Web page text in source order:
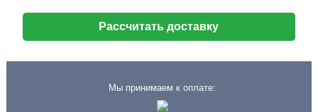
Рассчитать доставку
Мы принимаем к оплате: